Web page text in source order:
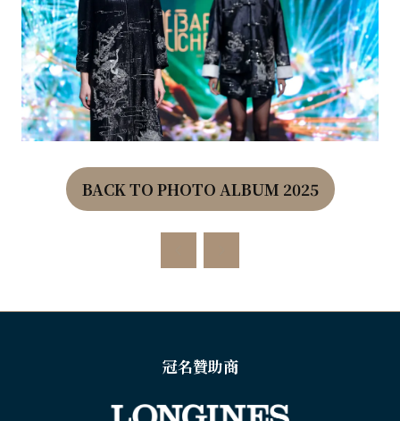
BACK TO PHOTO ALBUM 2025
(OPENS
NEW
冠名贊助商